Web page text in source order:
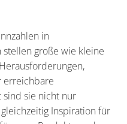
in
stellen große wie kleine
erreichbare
sind sie nicht nur
Inspiration für